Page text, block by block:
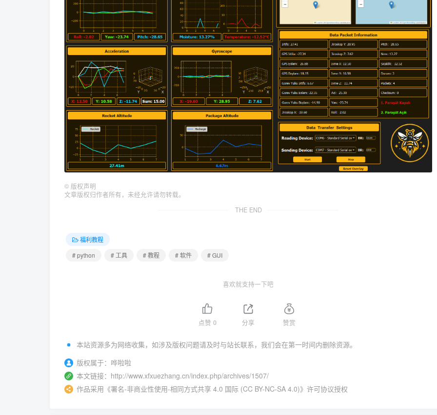
© 版权声明
文章版权归作者所有，未经允许请勿转载。
THE END
福利教程
# python
# 工具 # 教程 # 软件 # GUI
喜欢就支持一下吧
点赞 0 分享 赞赏
本站资源多为网络收集，如涉及版权问题请及时与站长联系，我们会在第一时间内删除资源。
版权属于： 哗啦啦
本文链接： http://www.xfxuezhang.cn/index.php/archives/1507/
作品采用 《署名-非商业性使用-相同方式共享 4.0 国际 (CC BY-NC-SA 4.0)》许可协议授权